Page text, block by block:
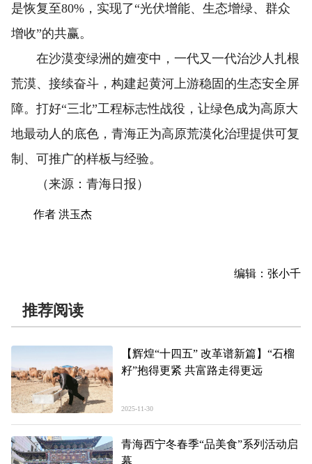
是恢复至80%，实现了“光伏增能、生态增绿、群众
增收”的共赢。
在沙漠变绿洲的嬗变中，一代又一代治沙人扎根
荒漠、接续奋斗，构建起黄河上游稳固的生态安全屏
障。打好“三北”工程标志性战役，让绿色成为高原大
地最动人的底色，青海正为高原荒漠化治理提供可复
制、可推广的样板与经验。
（来源：青海日报）
作者 洪玉杰
编辑：张小千
推荐阅读
【辉煌“十四五” 改革谱新篇】“石榴
籽”抱得更紧 共富路走得更远
2025-11-30
青海西宁冬春季“品美食”系列活动启
幕